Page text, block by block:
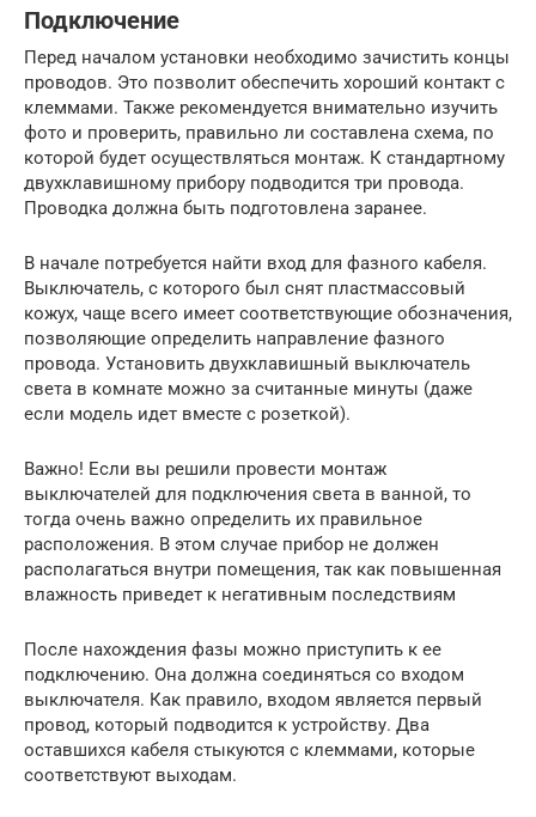
Подключение
Перед началом установки необходимо зачистить концы
проводов. Это позволит обеспечить хороший контакт с
клеммами. Также рекомендуется внимательно изучить
фото и проверить, правильно ли составлена схема, по
которой будет осуществляться монтаж. К стандартному
двухклавишному прибору подводится три провода.
Проводка должна быть подготовлена заранее.
В начале потребуется найти вход для фазного кабеля.
Выключатель, с которого был снят пластмассовый
кожух, чаще всего имеет соответствующие обозначения,
позволяющие определить направление фазного
провода. Установить двухклавишный выключатель
света в комнате можно за считанные минуты (даже
если модель идет вместе с розеткой).
Важно! Если вы решили провести монтаж
выключателей для подключения света в ванной, то
тогда очень важно определить их правильное
расположения. В этом случае прибор не должен
располагаться внутри помещения, так как повышенная
влажность приведет к негативным последствиям
После нахождения фазы можно приступить к ее
подключению. Она должна соединяться со входом
выключателя. Как правило, входом является первый
провод, который подводится к устройству. Два
оставшихся кабеля стыкуются с клеммами, которые
соответствуют выходам.